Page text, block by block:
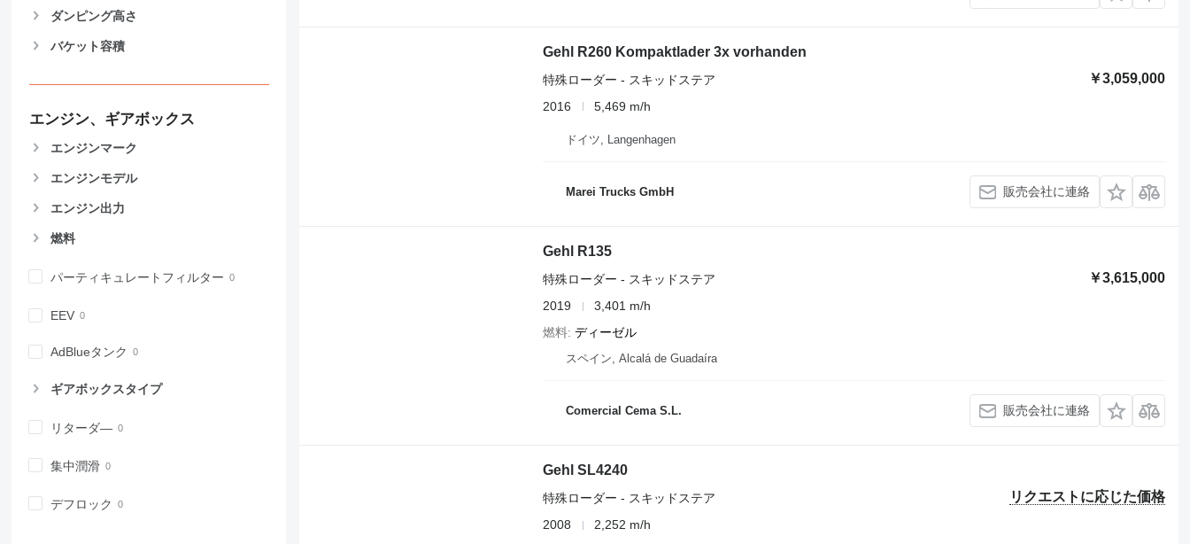
ダンピング高さ
バケット容積
エンジン、ギアボックス
エンジンマーク
エンジンモデル
エンジン出力
燃料
パーティキュレートフィルター
EEV
AdBlueタンク
ギアボックスタイプ
リターダ―
集中潤滑
デフロック
Gehl R260 Kompaktlader 3x vorhanden
￥3,059,000
特殊ローダー - スキッドステア
2016
5,469 m/h
ドイツ, Langenhagen
Marei Trucks GmbH 販売会社に連絡
Gehl R135
￥3,615,000
特殊ローダー - スキッドステア
2019
3,401 m/h
燃料 ディーゼル
スペイン, Alcalá de Guadaíra
Comercial Cema S.L. 販売会社に連絡
Gehl SL4240
リクエストに応じた価格
特殊ローダー - スキッドステア
2008
2,252 m/h